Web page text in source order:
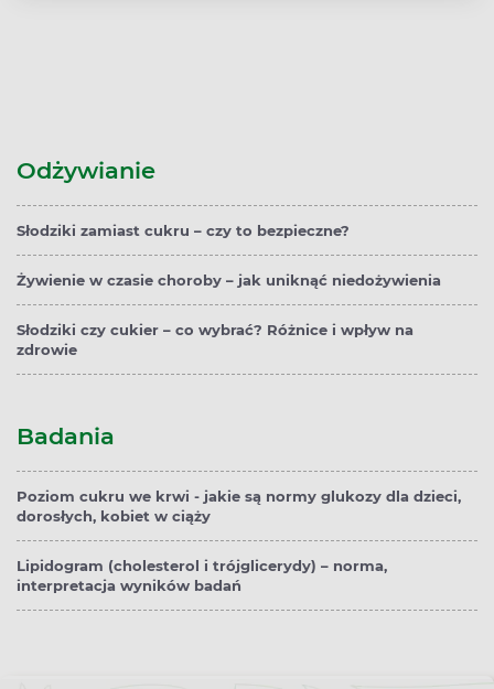
Odżywianie
Słodziki zamiast cukru – czy to bezpieczne?
Żywienie w czasie choroby – jak uniknąć niedożywienia
Słodziki czy cukier – co wybrać? Różnice i wpływ na
zdrowie
Badania
Poziom cukru we krwi - jakie są normy glukozy dla dzieci,
dorosłych, kobiet w ciąży
Lipidogram (cholesterol i trójglicerydy) – norma,
interpretacja wyników badań